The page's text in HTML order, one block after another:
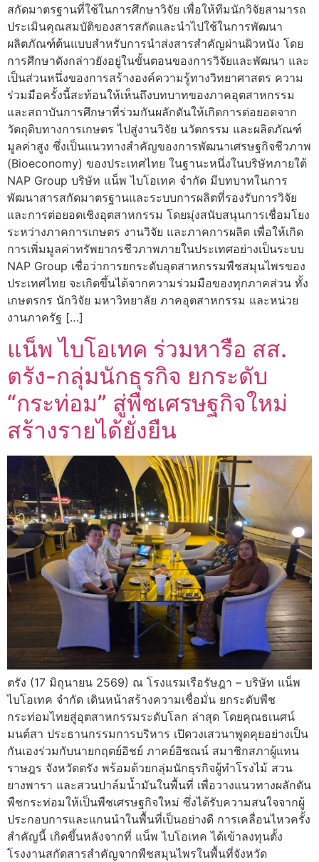
สกัดมาตรฐานที่ใช้ในการศึกษาวิจัย เพื่อให้ทีมนักวิจัยสามารถ
ประเมินคุณสมบัติของสารสกัดและนำไปใช้ในการพัฒนา
ผลิตภัณฑ์ต้นแบบสำหรับการนำส่งสารสำคัญผ่านผิวหนัง โดย
การศึกษาดังกล่าวยังอยู่ในขั้นตอนของการวิจัยและพัฒนา และ
เป็นส่วนหนึ่งของการสร้างองค์ความรู้ทางวิทยาศาสตร ความ
ร่วมมือครั้งนี้สะท้อนให้เห็นถึงบทบาทของภาคอุตสาหกรรม
และสถาบันการศึกษาที่ร่วมกันผลักดันให้เกิดการต่อยอดจาก
วัตถุดิบทางการเกษตร ไปสู่งานวิจัย นวัตกรรม และผลิตภัณฑ์
มูลค่าสูง ซึ่งเป็นแนวทางสำคัญของการพัฒนาเศรษฐกิจชีวภาพ
(Bioeconomy) ของประเทศไทย ในฐานะหนึ่งในบริษัทภายใต้
NAP Group บริษัท แน็พ ไบโอเทค จำกัด มีบทบาทในการ
พัฒนาสารสกัดมาตรฐานและระบบการผลิตที่รองรับการวิจัย
และการต่อยอดเชิงอุตสาหกรรม โดยมุ่งสนับสนุนการเชื่อมโยง
ระหว่างภาคการเกษตร งานวิจัย และภาคการผลิต เพื่อให้เกิด
การเพิ่มมูลค่าทรัพยากรชีวภาพภายในประเทศอย่างเป็นระบบ
NAP Group เชื่อว่าการยกระดับอุตสาหกรรมพืชสมุนไพรของ
ประเทศไทย จะเกิดขึ้นได้จากความร่วมมือของทุกภาคส่วน ทั้ง
เกษตรกร นักวิจัย มหาวิทยาลัย ภาคอุตสาหกรรม และหน่วย
งานภาครัฐ […]
แน็พ ไบโอเทค ร่วมหารือ สส.
ตรัง-กลุ่มนักธุรกิจ ยกระดับ
“กระท่อม” สู่พืชเศรษฐกิจใหม่
สร้างรายได้ยั่งยืน
ตรัง (17 มิถุนายน 2569) ณ โรงแรมเรือรัษฎา – บริษัท แน็พ
ไบโอเทค จำกัด เดินหน้าสร้างความเชื่อมั่น ยกระดับพืช
กระท่อมไทยสู่อุตสาหกรรมระดับโลก ล่าสุด โดยคุณธเนศน์
มนต์สา ประธานกรรมการบริหาร เปิดวงเสวนาพูดคุยอย่างเป็น
กันเองร่วมกับนายกฤตย์อิชย์ ภาคย์อิชณน์ สมาชิกสภาผู้แทน
ราษฎร จังหวัดตรัง พร้อมด้วยกลุ่มนักธุรกิจผู้ทำโรงไม้ สวน
ยางพารา และสวนปาล์มน้ำมันในพื้นที่ เพื่อวางแนวทางผลักดัน
พืชกระท่อมให้เป็นพืชเศรษฐกิจใหม่ ซึ่งได้รับความสนใจจากผู้
ประกอบการและแกนนำในพื้นที่เป็นอย่างดี การเคลื่อนไหวครั้ง
สำคัญนี้ เกิดขึ้นหลังจากที่ แน็พ ไบโอเทค ได้เข้าลงทุนตั้ง
โรงงานสกัดสารสำคัญจากพืชสมุนไพรในพื้นที่จังหวัด